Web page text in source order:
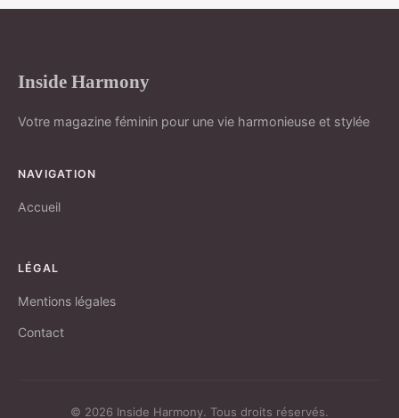
Inside Harmony
Votre magazine féminin pour une vie harmonieuse et stylée
NAVIGATION
Accueil
LÉGAL
Mentions légales
Contact
© 2026 Inside Harmony. Tous droits réservés.